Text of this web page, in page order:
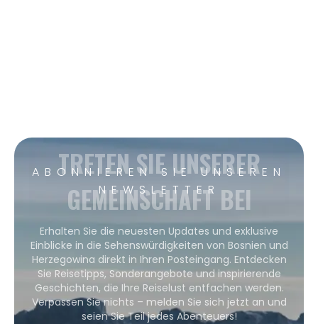
ABONNIEREN SIE UNSEREN
NEWSLETTER
TRETEN SIE UNSERER
GEMEINSCHAFT BEI
Erhalten Sie die neuesten Updates und exklusive
Einblicke in die Sehenswürdigkeiten von Bosnien und
Herzegowina direkt in Ihren Posteingang. Entdecken
Sie Reisetipps, Sonderangebote und inspirierende
Geschichten, die Ihre Reiselust entfachen werden.
Verpassen Sie nichts – melden Sie sich jetzt an und
seien Sie Teil jedes Abenteuers!